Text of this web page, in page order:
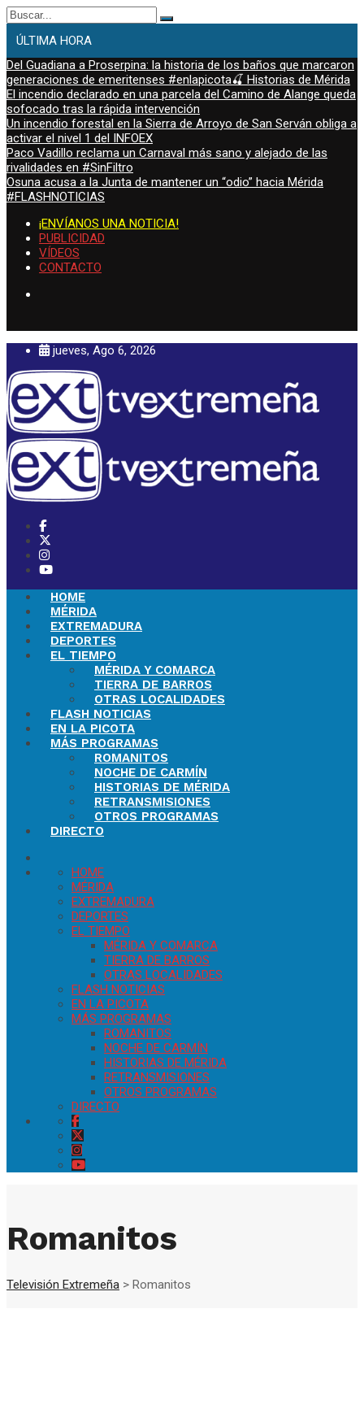
Buscar:
ÚLTIMA HORA
Del Guadiana a Proserpina: la historia de los baños que marcaron
generaciones de emeritenses #enlapicota🍒 Historias de Mérida
El incendio declarado en una parcela del Camino de Alange queda
sofocado tras la rápida intervención
Un incendio forestal en la Sierra de Arroyo de San Serván obliga a
activar el nivel 1 del INFOEX
Paco Vadillo reclama un Carnaval más sano y alejado de las
rivalidades en #SinFiltro
Osuna acusa a la Junta de mantener un “odio” hacia Mérida
#FLASHNOTICIAS
¡ENVÍANOS UNA NOTICIA!
PUBLICIDAD
VÍDEOS
CONTACTO
jueves, Ago 6, 2026
HOME
MÉRIDA
EXTREMADURA
DEPORTES
EL TIEMPO
MÉRIDA Y COMARCA
TIERRA DE BARROS
OTRAS LOCALIDADES
FLASH NOTICIAS
EN LA PICOTA
MÁS PROGRAMAS
ROMANITOS
NOCHE DE CARMÍN
HISTORIAS DE MÉRIDA
RETRANSMISIONES
OTROS PROGRAMAS
DIRECTO
HOME
MÉRIDA
EXTREMADURA
DEPORTES
EL TIEMPO
MÉRIDA Y COMARCA
TIERRA DE BARROS
OTRAS LOCALIDADES
FLASH NOTICIAS
EN LA PICOTA
MÁS PROGRAMAS
ROMANITOS
NOCHE DE CARMÍN
HISTORIAS DE MÉRIDA
RETRANSMISIONES
OTROS PROGRAMAS
DIRECTO
Romanitos
Televisión Extremeña > Romanitos